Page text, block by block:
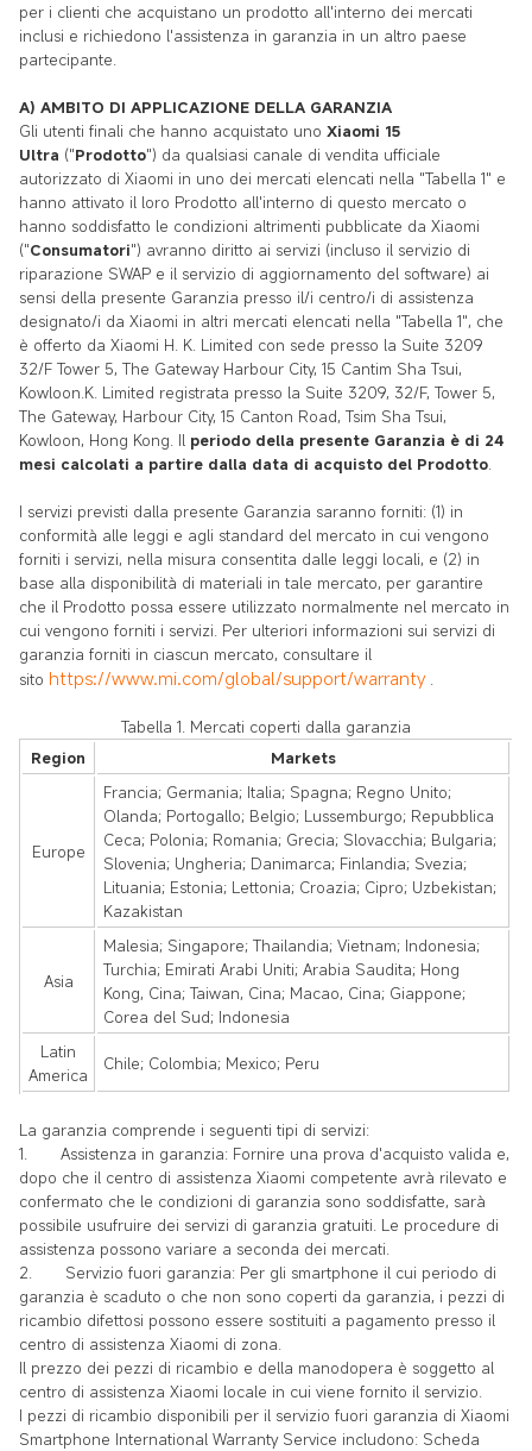
per i clienti che acquistano un prodotto all'interno dei mercati
inclusi e richiedono l'assistenza in garanzia in un altro paese
partecipante.
A) AMBITO DI APPLICAZIONE DELLA GARANZIA
Gli utenti finali che hanno acquistato uno Xiaomi 15
Ultra ("Prodotto") da qualsiasi canale di vendita ufficiale
autorizzato di Xiaomi in uno dei mercati elencati nella "Tabella 1" e
hanno attivato il loro Prodotto all'interno di questo mercato o
hanno soddisfatto le condizioni altrimenti pubblicate da Xiaomi
("Consumatori") avranno diritto ai servizi (incluso il servizio di
riparazione SWAP e il servizio di aggiornamento del software) ai
sensi della presente Garanzia presso il/i centro/i di assistenza
designato/i da Xiaomi in altri mercati elencati nella "Tabella 1", che
è offerto da Xiaomi H. K. Limited con sede presso la Suite 3209
32/F Tower 5, The Gateway Harbour City, 15 Cantim Sha Tsui,
Kowloon.K. Limited registrata presso la Suite 3209, 32/F, Tower 5,
The Gateway, Harbour City, 15 Canton Road, Tsim Sha Tsui,
Kowloon, Hong Kong. Il periodo della presente Garanzia è di 24
mesi calcolati a partire dalla data di acquisto del Prodotto.
I servizi previsti dalla presente Garanzia saranno forniti: (1) in
conformità alle leggi e agli standard del mercato in cui vengono
forniti i servizi, nella misura consentita dalle leggi locali, e (2) in
base alla disponibilità di materiali in tale mercato, per garantire
che il Prodotto possa essere utilizzato normalmente nel mercato in
cui vengono forniti i servizi. Per ulteriori informazioni sui servizi di
garanzia forniti in ciascun mercato, consultare il
sito https://www.mi.com/global/support/warranty.
Tabella 1. Mercati coperti dalla garanzia
Region
Markets
Europe
Francia; Germania; Italia; Spagna; Regno Unito;
Olanda; Portogallo; Belgio; Lussemburgo; Repubblica
Ceca; Polonia; Romania; Grecia; Slovacchia; Bulgaria;
Slovenia; Ungheria; Danimarca; Finlandia; Svezia;
Lituania; Estonia; Lettonia; Croazia; Cipro; Uzbekistan;
Kazakistan
Asia
Malesia; Singapore; Thailandia; Vietnam; Indonesia;
Turchia; Emirati Arabi Uniti; Arabia Saudita; Hong
Kong, Cina; Taiwan, Cina; Macao, Cina; Giappone;
Corea del Sud; Indonesia
Latin
America
Chile; Colombia; Mexico; Peru
La garanzia comprende i seguenti tipi di servizi:
1.
Assistenza in garanzia: Fornire una prova d'acquisto valida e,
dopo che il centro di assistenza Xiaomi competente avrà rilevato e
confermato che le condizioni di garanzia sono soddisfatte, sarà
possibile usufruire dei servizi di garanzia gratuiti. Le procedure di
assistenza possono variare a seconda dei mercati.
2.
Servizio fuori garanzia: Per gli smartphone il cui periodo di
garanzia è scaduto o che non sono coperti da garanzia, i pezzi di
ricambio difettosi possono essere sostituiti a pagamento presso il
centro di assistenza Xiaomi di zona.
Il prezzo dei pezzi di ricambio e della manodopera è soggetto al
centro di assistenza Xiaomi locale in cui viene fornito il servizio.
I pezzi di ricambio disponibili per il servizio fuori garanzia di Xiaomi
Smartphone International Warranty Service includono: Scheda